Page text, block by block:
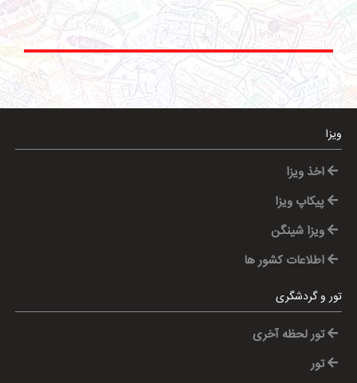
ویزا
اخذ ویزا
پیکاپ ویزا
ویزا شینگن
اطلاعات کشور ها
تور و گردشگری
تور لحظه آخری
تور